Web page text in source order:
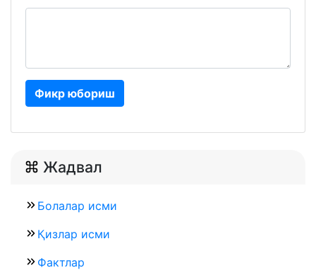
Фикр юбориш
Жадвал
Болалар исми
Қизлар исми
Фактлар